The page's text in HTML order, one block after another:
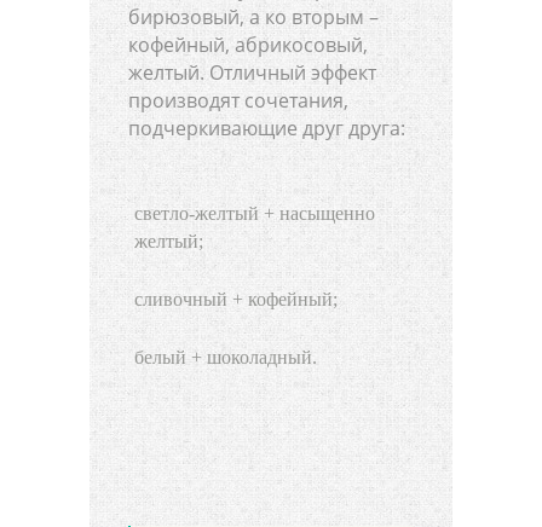
бирюзовый, а ко вторым –
кофейный, абрикосовый,
желтый. Отличный эффект
производят сочетания,
подчеркивающие друг друга:
светло-желтый + насыщенно
желтый;
сливочный + кофейный;
белый + шоколадный.